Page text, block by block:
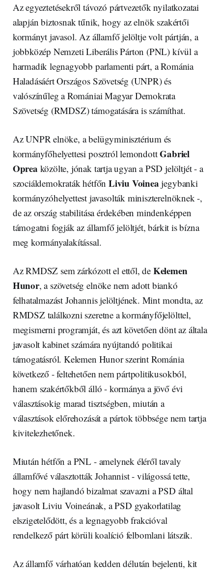
Az egyeztetésekről távozó pártvezetők nyilatkozatai
alapján biztosnak tűnik, hogy az elnök szakértői
kormányt javasol. Az államfő jelöltje volt pártján, a
jobbközép Nemzeti Liberális Párton (PNL) kívül a
harmadik legnagyobb parlamenti párt, a Románia
Haladásáért Országos Szövetség (UNPR) és
valószínűleg a Romániai Magyar Demokrata
Szövetség (RMDSZ) támogatására is számíthat.
Az UNPR elnöke, a belügyminisztérium és
kormányfőhelyettesi posztról lemondottGabriel
Oprea közölte, jónak tartja ugyan a PSD jelöltjét - a
szociáldemokraták hétfőn Liviu Voinea jegybanki
kormányzóhelyettest javasolták miniszterelnöknek -,
de az ország stabilitása érdekében mindenképpen
támogatni fogják az államfő jelöltjét, bárkit is bízna
meg kormányalakítással.
Az RMDSZ sem zárkózott el ettől, de Kelemen
Hunor, a szövetség elnöke nem adott biankó
felhatalmazást Johannis jelöltjének. Mint mondta, az
RMDSZ találkozni szeretne a kormányfőjelölttel,
megismerni programját, és azt követően dönt az általa
javasolt kabinet számára nyújtandó politikai
támogatásról. Kelemen Hunor szerint Románia
következő - feltehetően nem pártpolitikusokból,
hanem szakértőkből álló - kormánya a jövő évi
választásokig marad tisztségben, miután a
választások előrehozását a pártok többsége nem tartja
kivitelezhetőnek.
Miután hétfőn a PNL - amelynek éléről tavaly
államfővé választották Johannist - világossá tette,
hogy nem hajlandó bizalmat szavazni a PSD által
javasolt Liviu Voineának, a PSD gyakorlatilag
elszigetelődött, és a legnagyobb frakcióval
rendelkező párt körüli koalíció felbomlani látszik.
Az államfő várhatóan kedden délután bejelenti, kit